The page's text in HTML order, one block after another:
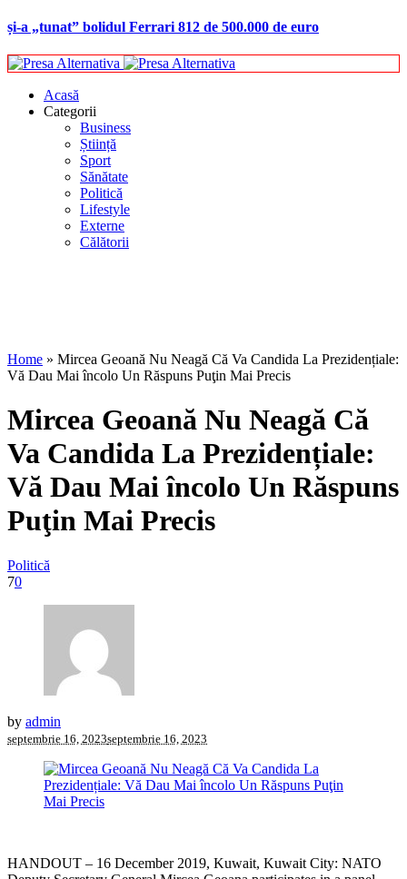
și-a „tunat” bolidul Ferrari 812 de 500.000 de euro
Acasă
Categorii
Business
Știință
Sport
Sănătate
Politică
Lifestyle
Externe
Călătorii
Home » Mircea Geoană Nu Neagă Că Va Candida La Prezidențiale:
Vă Dau Mai încolo Un Răspuns Puţin Mai Precis
Mircea Geoană Nu Neagă Că
Va Candida La Prezidențiale:
Vă Dau Mai încolo Un Răspuns
Puţin Mai Precis
Politică
70
by admin
septembrie 16, 2023septembrie 16, 2023
HANDOUT – 16 December 2019, Kuwait, Kuwait City: NATO